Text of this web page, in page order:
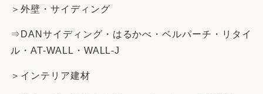
＞外壁・サイディング
⇒DANサイディング・はるかべ・ベルパーチ・リタイ
ル・AT-WALL・WALL-J
＞インテリア建材